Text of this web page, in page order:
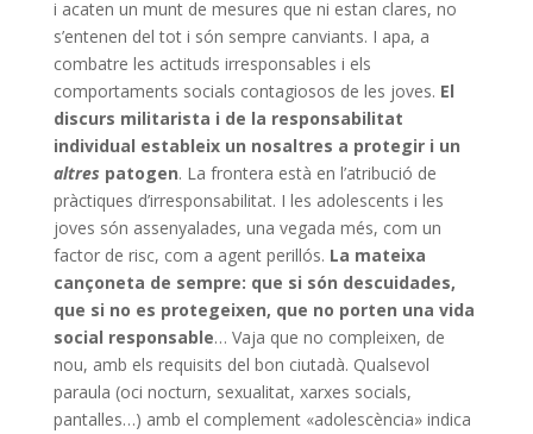
i acaten un munt de mesures que ni estan clares, no
s’entenen del tot i són sempre canviants. I apa, a
combatre les actituds irresponsables i els
comportaments socials contagiosos de les joves. El
discurs militarista i de la responsabilitat
individual estableix un nosaltres a protegir i un
altres patogen. La frontera està en l’atribució de
pràctiques d’irresponsabilitat. I les adolescents i les
joves són assenyalades, una vegada més, com un
factor de risc, com a agent perillós. La mateixa
cançoneta de sempre: que si són descuidades,
que si no es protegeixen, que no porten una vida
social responsable… Vaja que no compleixen, de
nou, amb els requisits del bon ciutadà. Qualsevol
paraula (oci nocturn, sexualitat, xarxes socials,
pantalles…) amb el complement «adolescència» indica